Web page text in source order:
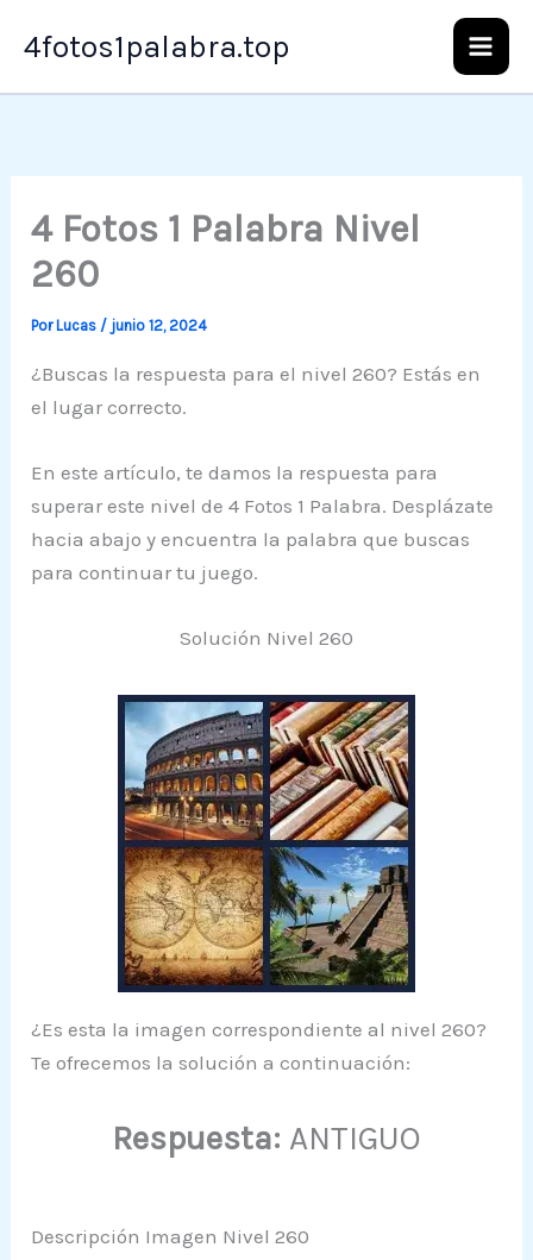
4fotos1palabra.top
4 Fotos 1 Palabra Nivel
260
PorLucas / junio 12, 2024
¿Buscas la respuesta para el nivel 260? Estás en
el lugar correcto.
En este artículo, te damos la respuesta para
superar este nivel de 4 Fotos 1 Palabra. Desplázate
hacia abajo y encuentra la palabra que buscas
para continuar tu juego.
Solución Nivel 260
¿Es esta la imagen correspondiente al nivel 260?
Te ofrecemos la solución a continuación:
Respuesta: ANTIGUO
Descripción Imagen Nivel 260